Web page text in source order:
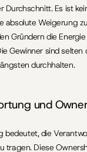
Durchschnitt. Es ist
absolute Weigerung
Gründern die
Gewinner sind selten
durchhalten.
und
bedeutet, die
tragen. Diese